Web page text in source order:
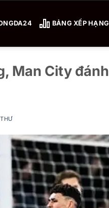
BẢNG XẾP HẠNG
Man City